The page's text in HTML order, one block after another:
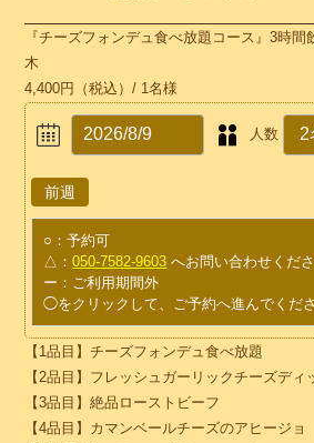
『チーズフォンデュ食べ放題コース』3時
木
4,400円
（税込）/ 1名様
人数
○ ：予約可
△ ：050-7582-9603 へお問い合わせくだ
ー ：ご利用期間外
◯をクリックして、ご予約へ進んでくださ
【1品目】チーズフォンデュ食べ放題
【2品目】フレッシュガーリックチーズディ
【3品目】絶品ローストビーフ
【4品目】カマンベールチーズのアヒージョ